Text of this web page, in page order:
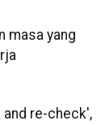
masa yang
re-check',